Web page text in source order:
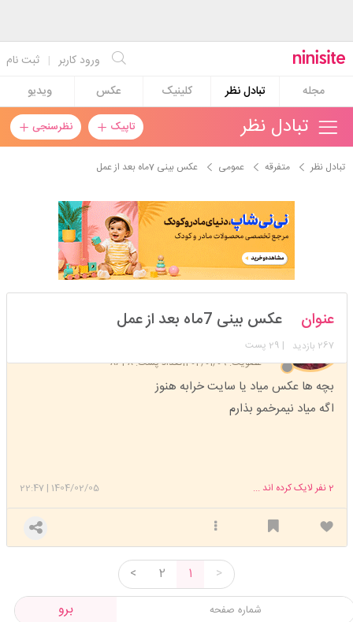
ثبت نام | ورود کاربر
مجله
تبادل نظر کلینیک عکس ویدیو
تاپیک نظرسنجی تبادل نظر
تبادل نظر متفرقه عمومی عکس بینی 7ماه بعد از عمل
سالسازیرباران
عضویت: 1402/01/09 تعداد پست: 8628
عنوان عکس بینی 7ماه بعد از عمل
267 بازدید | 29 پست
بچه ها عکس میاد یا سایت خرابه هنوز
اگه میاد نیمرخمو بذارم
1404/02/05
|
22:47 2نفر لایک کرده اند ...
>
1
2
<
برو